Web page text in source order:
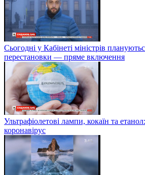
Сьогодні у Кабінеті міністрів
перестановки — пряме включення
Ультрафіолетові лампи, кокаїн та
коронавірус